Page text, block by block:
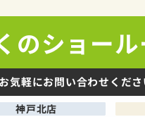
のショー
気軽にお問い合わせくださ
神戸北店